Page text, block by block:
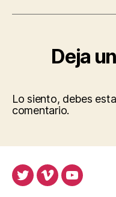
Deja
Lo siento, debes
comentario.
TwitterVimeoYoutube